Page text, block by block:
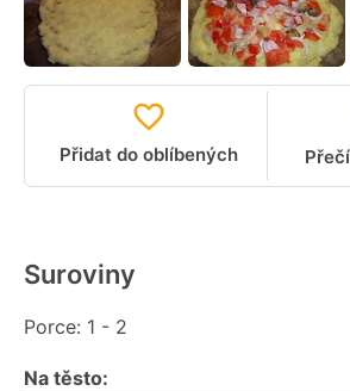
Přidat do oblíbených
Suroviny
Porce: 1 - 2
Na těsto: